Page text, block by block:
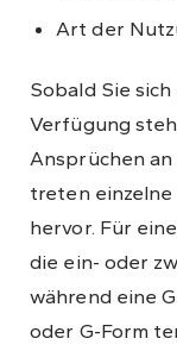
Art der
Sobald Sie
Verfügung
Ansprüchen an
treten einzelne
hervor. Für
die ein- oder
während eine
oder G-Form